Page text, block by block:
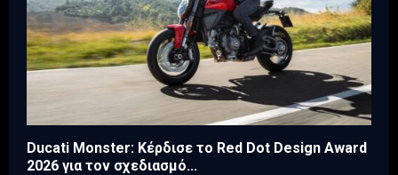
Ducati Monster: Κέρδισε το Red Dot Design Award
2026 για τον σχεδιασμό...